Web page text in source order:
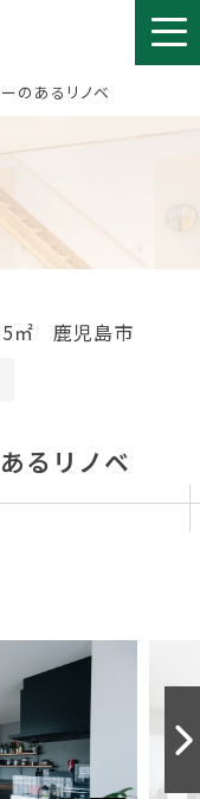
のあるリノベ
㎡
鹿児島市
るリノベ